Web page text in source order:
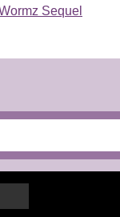
Sequel